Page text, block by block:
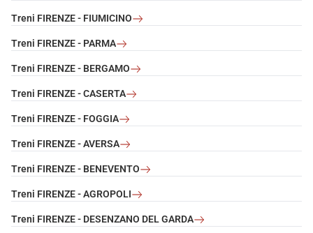
Treni FIRENZE - FIUMICINO
Treni FIRENZE - PARMA
Treni FIRENZE - BERGAMO
Treni FIRENZE - CASERTA
Treni FIRENZE - FOGGIA
Treni FIRENZE - AVERSA
Treni FIRENZE - BENEVENTO
Treni FIRENZE - AGROPOLI
Treni FIRENZE - DESENZANO DEL GARDA